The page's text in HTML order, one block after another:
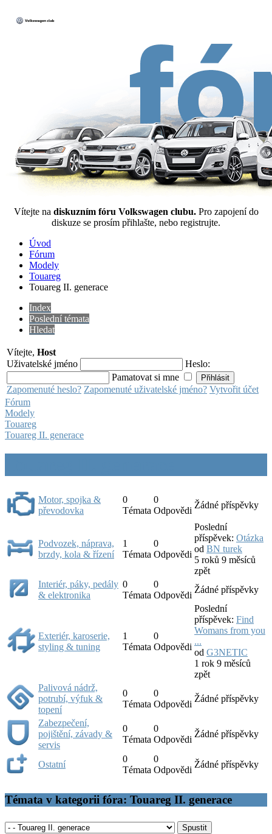
Vítejte na diskuzním fóru Volkswagen clubu. Pro zapojení do
diskuze se prosím přihlašte, nebo registrujte.
Úvod
Fórum
Modely
Touareg
Touareg II. generace
Index
Poslední témata
Hledat
Vítejte, Host
Uživatelské jméno
Heslo:
Pamatovat si mne
Zapomenuté heslo? Zapomenuté uživatelské jméno? Vytvořit účet
Fórum
Modely
Touareg
Touareg II. generace
Motor, spojka &
převodovka
0
Témata
0
Odpovědi
Žádné příspěvky
Podvozek, náprava,
brzdy, kola & řízení
1
Témata
0
Odpovědi
Poslední
příspěvek: Otázka
od BN turek
5 roků 9 měsíců
zpět
Interiér, páky, pedály
& elektronika
0
Témata
0
Odpovědi
Žádné příspěvky
Exteriér, karoserie,
styling & tuning
1
Témata
0
Odpovědi
Poslední
příspěvek: Find
Womans from you
...
od G3NETIC
1 rok 9 měsíců
zpět
Palivová nádrž,
potrubí, výfuk &
topení
0
Témata
0
Odpovědi
Žádné příspěvky
Zabezpečení,
pojištění, závady &
servis
0
Témata
0
Odpovědi
Žádné příspěvky
Ostatní
0
Témata
0
Odpovědi
Žádné příspěvky
Témata v kategorii fóra: Touareg II. generace